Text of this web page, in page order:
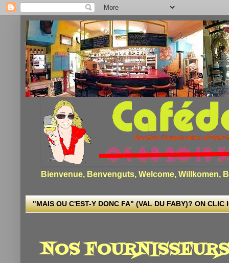
Bienvenue, Benvenguts, Welcome, Willkomen,
"MAIS OU C'EST-Y DONC FA" (VAL DU FABY)? ON CLIC
NOS